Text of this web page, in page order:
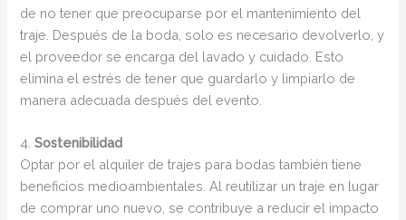
de no tener que preocuparse por el mantenimiento del
traje. Después de la boda, solo es necesario devolverlo, y
el proveedor se encarga del lavado y cuidado. Esto
elimina el estrés de tener que guardarlo y limpiarlo de
manera adecuada después del evento.
4.Sostenibilidad
Optar por el alquiler de trajes para bodas también tiene
beneficios medioambientales. Al reutilizar un traje en lugar
de comprar uno nuevo, se contribuye a reducir el impacto